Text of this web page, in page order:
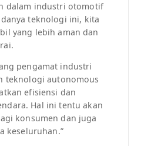
dalam industri otomotif
teknologi ini, kita
yang lebih aman dan
pengamat industri
teknologi autonomous
efisiensi dan
Hal ini tentu akan
konsumen dan juga
keseluruhan.”